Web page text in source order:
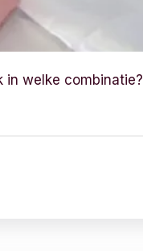
in welke combinatie?